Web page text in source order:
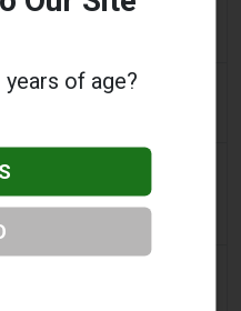
2 days ago
2 days ago
’室内设计而在网上引发
of age?